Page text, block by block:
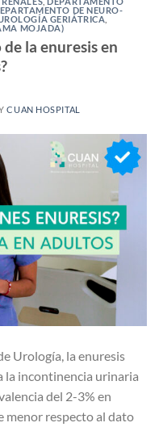
DE NEURO-
GERIÁTRICA
MOJADA)
la enuresis en
CUAN HOSPITAL
Urología, la enuresis
la incontinencia urinaria
del 2-3% en
menor respecto al dato